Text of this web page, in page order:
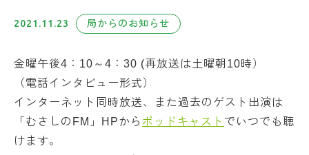
2021.11.23 局からのお知らせ
金曜午後4：10～4：30 (再放送は土曜朝10時）
（電話インタビュー形式）
インターネット同時放送、また過去のゲスト出演は
「むさしのFM」HPから ポッドキャスト でいつでも聴
けます。